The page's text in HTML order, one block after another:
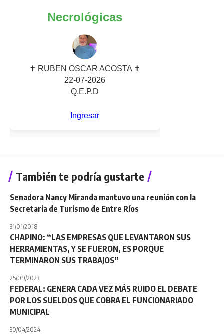
También te podría gustarte
Senadora Nancy Miranda mantuvo una reunión con la
Secretaria de Turismo de Entre Ríos
31/01/2018
CHAPINO: “LAS EMPRESAS QUE LEVANTARON SUS
HERRAMIENTAS, Y SE FUERON, ES PORQUE
TERMINARON SUS TRABAJOS”
25/09/2023
FEDERAL: GENERA CADA VEZ MÁS RUIDO EL DEBATE
POR LOS SUELDOS QUE COBRA EL FUNCIONARIADO
MUNICIPAL
30/04/2024